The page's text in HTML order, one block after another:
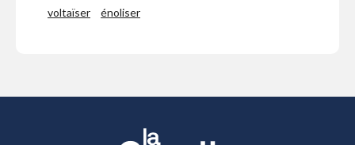
voltaïser
énoliser